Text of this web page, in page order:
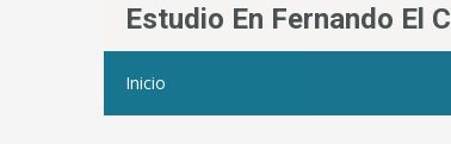
Estudio En Fernando El
Inicio